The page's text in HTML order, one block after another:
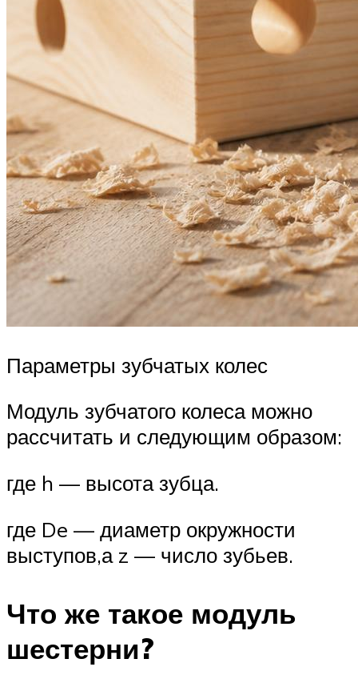
Параметры зубчатых колес
Модуль зубчатого колеса можно
рассчитать и следующим образом:
где h — высота зубца.
где De — диаметр окружности
выступов,а z — число зубьев.
Что же такое модуль
шестерни?